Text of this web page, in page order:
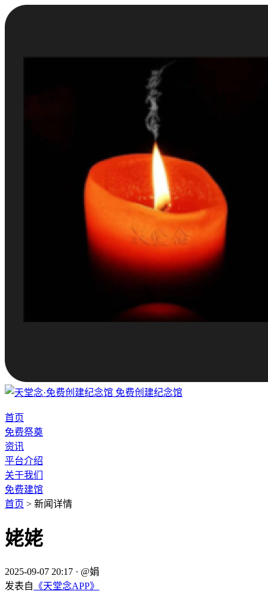
免费创建纪念馆
首页
免费祭奠
资讯
平台介绍
关于我们
免费建馆
首页 > 新闻详情
姥姥
2025-09-07 20:17 · @娟
发表自 《天堂念APP》